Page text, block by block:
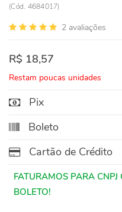
(Cód. 4684017)
2 avaliações
R$ 18,57
Restam poucas unidades
Pix
Boleto
Cartão de Crédito